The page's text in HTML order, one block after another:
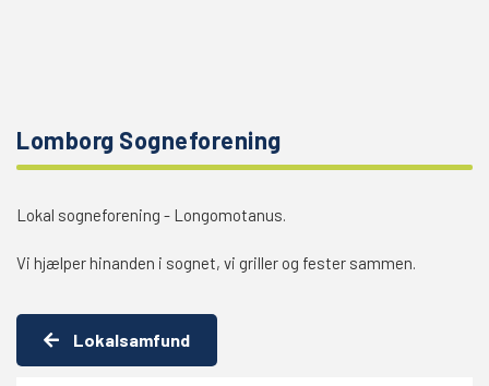
Lomborg Sogneforening
Lokal sogneforening - Longomotanus.
Vi hjælper hinanden i sognet, vi griller og fester sammen.
Lokalsamfund